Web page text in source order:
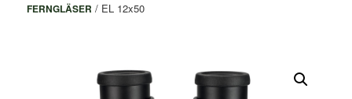
FERNGLÄSER / EL 12x50